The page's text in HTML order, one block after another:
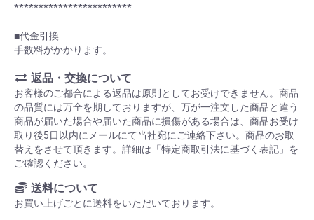
************************
■代金引換
手数料がかかります。
返品・交換について
お客様のご都合による返品は原則としてお受けできません。商品
の品質には万全を期しておりますが、万が一注文した商品と違う
商品が届いた場合や届いた商品に損傷がある場合は、商品お受け
取り後5日以内にメールにて当社宛にご連絡下さい。商品のお取
替えをさせて頂きます。詳細は「特定商取引法に基づく表記」を
ご確認ください。
送料について
お買い上げごとに送料をいただいております。